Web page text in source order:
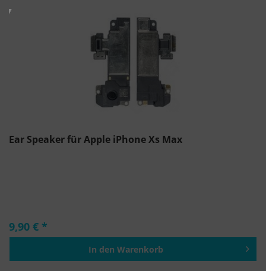
Ear Speaker für Apple iPhone Xs Max
9,90 € *
In den Warenkorb